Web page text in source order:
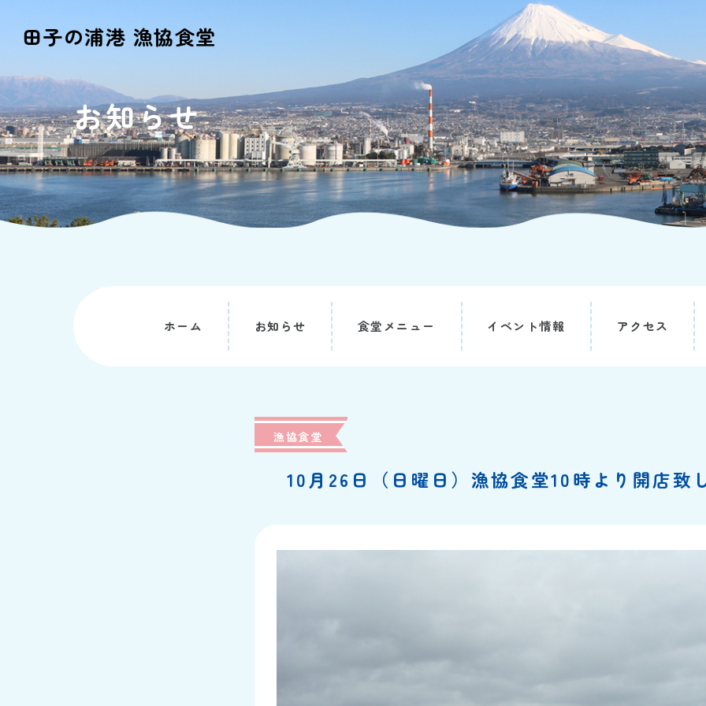
田子の浦港 漁協食堂
お知らせ
ホーム お知らせ 食堂メニュー イベント情報 アクセス
漁協食堂
10月26日（日曜日）漁協食堂10時より開店致